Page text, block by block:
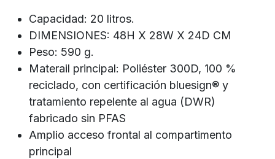
Capacidad: 20 litros.
DIMENSIONES: 48H X 28W X 24D CM
Peso: 590 g.
Materail principal: Poliéster 300D, 100 %
reciclado, con certificación bluesign® y
tratamiento repelente al agua (DWR)
fabricado sin PFAS
Amplio acceso frontal al compartimento
principal